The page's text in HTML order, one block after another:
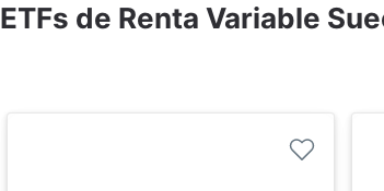
ETFs de Renta Variable